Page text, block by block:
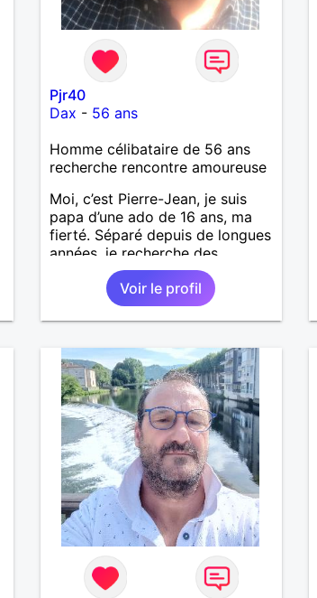
Pjr40
Dax - 56 ans
Homme célibataire de 56 ans
recherche rencontre amoureuse
Moi, c’est Pierre-Jean, je suis
papa d’une ado de 16 ans, ma
fierté. Séparé depuis de longues
années, je recherche des
affinités amicales afin de
rompre une solitude parfois
difficile à gérer ainsi que casser
le vague à l’âme. L’amitié reste
yeux mais peut se décliner en
des sentiments plus puissants.
« Le temps fera son œuvre »
disait Arthur Schopenhauer,
philosophe allemand que j’adore.
J’aime discuter sans pour autant
être trop locace. Je suis bourré
de qualités avec très peu de
défauts. Je suis altruiste,
bienveillant, empathique,
attentionné, honnête,
respectueux, doux de caractère
et compréhensif : je laisse
Voir le profil